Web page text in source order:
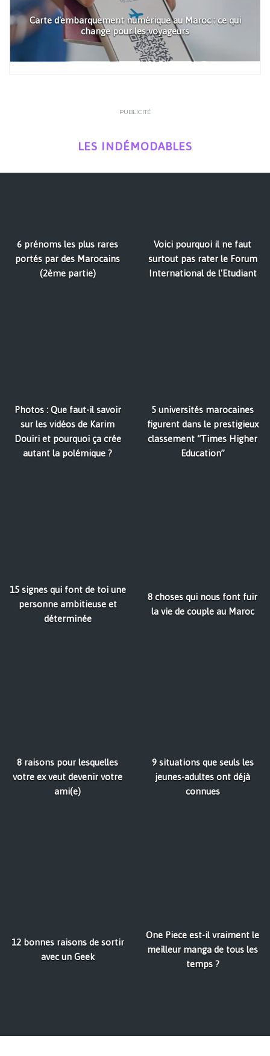
Carte d'embarquement numérique au Maroc : ce qui
change pour les voyageurs
PUBLICITÉ
LES INDÉMODABLES
6 prénoms les plus rares
portés par des Marocains
(2ème partie)
Voici pourquoi il ne faut
surtout pas rater le Forum
International de l'Etudiant
Photos : Que faut-il savoir
sur les vidéos de Karim
Douiri et pourquoi ça crée
autant la polémique ?
5 universités marocaines
figurent dans le prestigieux
classement “Times Higher
Education”
15 signes qui font de toi une
personne ambitieuse et
déterminée
8 choses qui nous font fuir
la vie de couple au Maroc
8 raisons pour lesquelles
votre ex veut devenir votre
ami(e)
9 situations que seuls les
jeunes-adultes ont déjà
connues
12 bonnes raisons de sortir
avec un Geek
One Piece est-il vraiment le
meilleur manga de tous les
temps ?